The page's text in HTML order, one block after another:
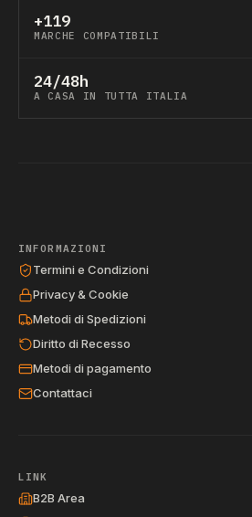
+119
MARCHE COMPATIBILI
24/48h
A CASA IN TUTTA ITALIA
INFORMAZIONI
Termini e Condizioni
Privacy & Cookie
Metodi di Spedizioni
Diritto di Recesso
Metodi di pagamento
Contattaci
LINK
B2B Area